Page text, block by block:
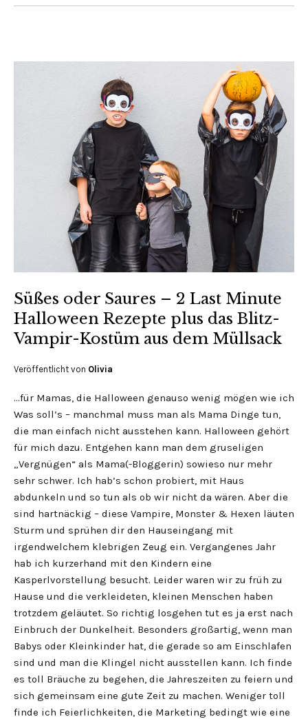
Süßes oder Saures – 2 Last Minute
Halloween Rezepte plus das Blitz-
Vampir-Kostüm aus dem Müllsack
Veröffentlicht von Olivia
…für Mamas, die Halloween genauso wenig mögen wie ich
Was soll’s – manchmal muss man als Mama Dinge tun,
die man einfach nicht ausstehen kann. Halloween gehört
für mich dazu. Entgehen kann man dem gruseligen
„Vergnügen“ als Mama(-Bloggerin) sowieso nur mehr
sehr schwer. Ich hab’s schon probiert, mit Haus
abdunkeln und so tun als ob wir nicht da wären. Aber die
sind hartnäckig – diese Vampire, Monster & Hexen läuten
Sturm und sprühen dir den Hauseingang mit
irgendwelchem klebrigen Zeug ein. Vergangenes Jahr
hab ich kurzerhand mit den Kindern eine
Kasperlvorstellung besucht. Leider waren wir zu früh zu
Hause und die verkleideten, kleinen Menschen haben
trotzdem geläutet. So richtig losgehen tut es ja erst nach
Einbruch der Dunkelheit. Besonders großartig, wenn man
Babys oder Kleinkinder hat, die gerade so am Einschlafen
sind und man die Klingel nicht ausstellen kann. Ich finde
es toll Bräuche zu begehen, die Jahreszeiten zu feiern und
sich gemeinsam eine gute Zeit zu machen. Weniger toll
finde ich Feierlichkeiten, die Marketing bedingt wie eine